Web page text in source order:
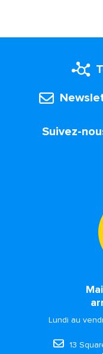
Suivez-
Lundi au
13